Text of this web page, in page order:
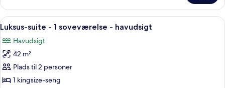
dobbeltværelse
Indlæs
alle
billeder
af
Luksus-
suite
Et moderne hotelværelse med en
4
Luksus-suite - 1 soveværelse - havudsigt
Havudsigt
42 m²
Plads til 2 personer
1 kingsize-seng